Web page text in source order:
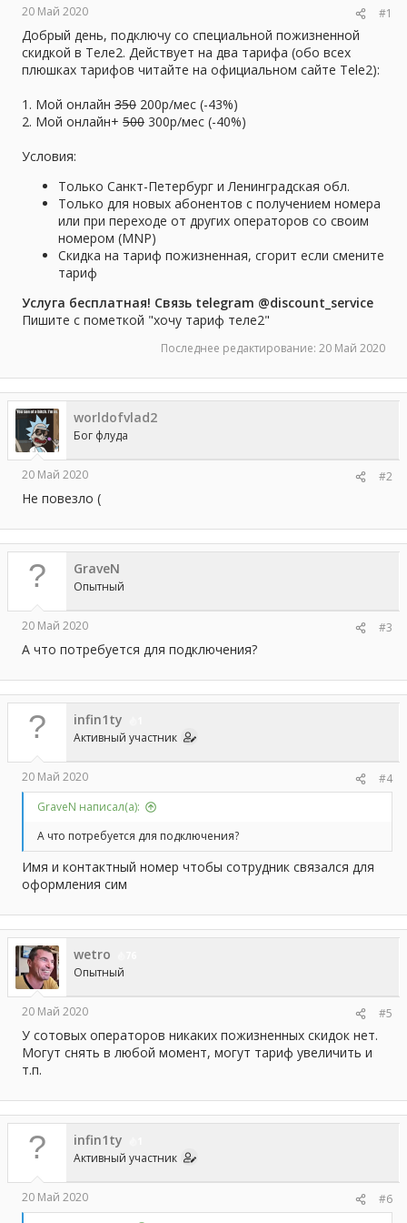
ы
л
20 Май 2020 #1
Добрый день, подключу со специальной пожизненной
скидкой в Теле2. Действует на два тарифа (обо всех
плюшках тарифов читайте на официальном сайте Tele2):
1. Мой онлайн 350 200р/мес (-43%)
2. Мой онлайн+ 500 300р/мес (-40%)
Условия:
Только Санкт-Петербург и Ленинградская обл.
Только для новых абонентов с получением номера
или при переходе от других операторов со своим
номером (MNP)
Скидка на тариф пожизненная, сгорит если смените
тариф
Услуга бесплатная! Связь telegram @discount_service
Пишите с пометкой "хочу тариф теле2"
Последнее редактирование: 20 Май 2020
worldofvlad2
Бог флуда
20 Май 2020 #2
Не повезло (
GraveN
Опытный
20 Май 2020 #3
А что потребуется для подключения?
infin1ty
Активный участник
20 Май 2020
#4
GraveN написал(а):
А что потребуется для подключения?
Имя и контактный номер чтобы сотрудник связался для
оформления сим
wetro
Опытный
20 Май 2020 #5
У сотовых операторов никаких пожизненных скидок нет.
Могут снять в любой момент, могут тариф увеличить и
т.п.
infin1ty
Активный участник
20 Май 2020
#6